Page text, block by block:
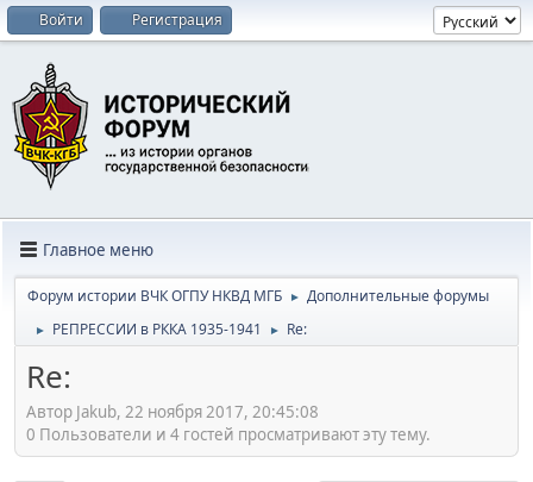
Войти Регистрация
Главное меню
Форум истории ВЧК ОГПУ НКВД МГБ ► Дополнительные форумы
► РЕПРЕССИИ в РККА 1935-1941 ► Re:
Re:
Автор Jakub, 22 ноября 2017, 20:45:08
0 Пользователи и 4 гостей просматривают эту тему.